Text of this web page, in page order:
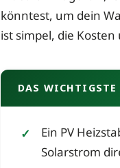
könntest, um dein
ist simpel, die
DAS WICHTIGSTE
Ein PV
Solarstrom